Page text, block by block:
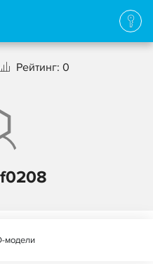
Рейтинг: 0
модели